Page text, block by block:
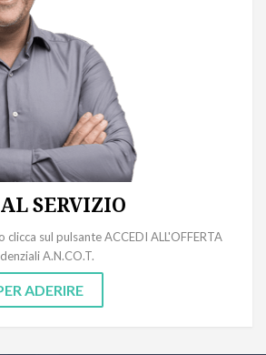
SERVIZIO
sul pulsante ACCEDI ALL'OFFERTA
A.N.CO.T.
ADERIRE